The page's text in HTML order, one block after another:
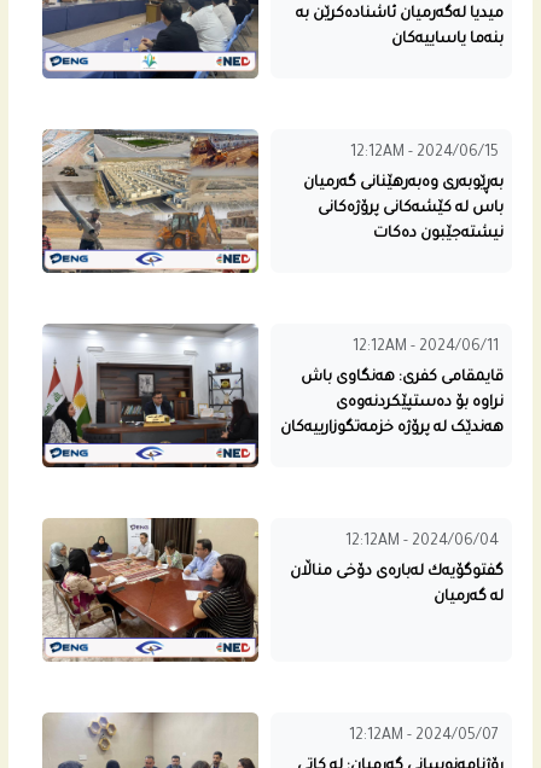
میدیا لەگەرمیان ئاشنادەکرێن بە
بنەما یاساییەکان
12:12AM - 2024/06/15
به‌ڕێوبه‌رى وه‌به‌رهێنانى گه‌رمیان
باس له‌ كێشه‌كانى پرۆژه‌كانى
نیشته‌جێبون ده‌كات
12:12AM - 2024/06/11
قایمقامی كفری: هەنگاوی باش
نراوە بۆ ده‌ستپێكردنه‌وه‌ى
هەندێک لە پرۆژە خزمه‌تگوزارییه‌كان
12:12AM - 2024/06/04
گفتوگۆیه‌ك له‌باره‌ى دۆخی مناڵان
له‌ گه‌رمیان
12:12AM - 2024/05/07